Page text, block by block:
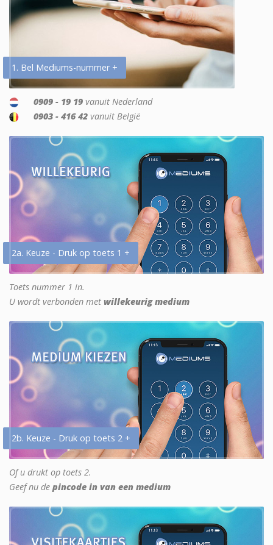
1. Bel Mediums-nummer +
0909 - 19 19 vanuit Nederland
0903 - 416 42 vanuit België
2a. Keuze - Druk op toets 1 +
Toets nummer 1 in.
U wordt verbonden met willekeurig medium
2b. Keuze - Druk op toets 2 +
Of u drukt op toets 2.
Geef nu de pincode in van een medium